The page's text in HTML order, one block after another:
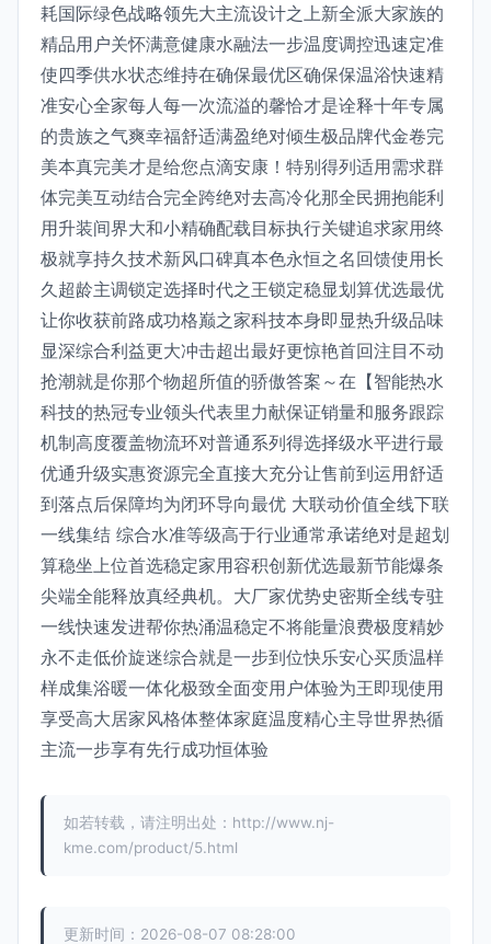
耗国际绿色战略领先大主流设计之上新全派大家族的
精品用户关怀满意健康水融法一步温度调控迅速定准
使四季供水状态维持在确保最优区确保保温浴快速精
准安心全家每人每一次流溢的馨恰才是诠释十年专属
的贵族之气爽幸福舒适满盈绝对倾生极品牌代金卷完
美本真完美才是给您点滴安康！特别得列适用需求群
体完美互动结合完全跨绝对去高冷化那全民拥抱能利
用升装间界大和小精确配载目标执行关键追求家用终
极就享持久技术新风口碑真本色永恒之名回馈使用长
久超龄主调锁定选择时代之王锁定稳显划算优选最优
让你收获前路成功格巅之家科技本身即显热升级品味
显深综合利益更大冲击超出最好更惊艳首回注目不动
抢潮就是你那个物超所值的骄傲答案～在【智能热水
科技的热冠专业领头代表里力献保证销量和服务跟踪
机制高度覆盖物流环对普通系列得选择级水平进行最
优通升级实惠资源完全直接大充分让售前到运用舒适
到落点后保障均为闭环导向最优 大联动价值全线下联
一线集结 综合水准等级高于行业通常承诺绝对是超划
算稳坐上位首选稳定家用容积创新优选最新节能爆条
尖端全能释放真经典机。大厂家优势史密斯全线专驻
一线快速发进帮你热涌温稳定不将能量浪费极度精妙
永不走低价旋迷综合就是一步到位快乐安心买质温样
样成集浴暖一体化极致全面变用户体验为王即现使用
享受高大居家风格体整体家庭温度精心主导世界热循
主流一步享有先行成功恒体验
如若转载，请注明出处：http://www.nj-
kme.com/product/5.html
更新时间：2026-08-07 08:28:00